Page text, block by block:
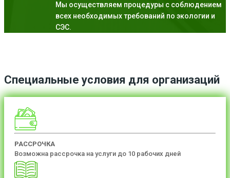
Мы осуществляем процедуры с соблюдением
всех необходимых требований по экологии и
СЭС.
Специальные условия для организаций
РАССРОЧКА
Возможна рассрочка на услуги до 10 рабочих дней